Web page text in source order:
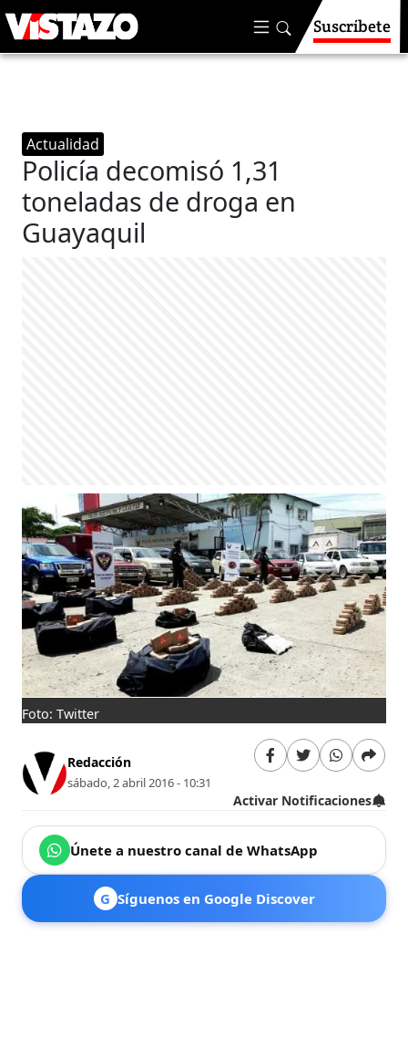
Suscríbete
Actualidad
Policía decomisó 1,31
toneladas de droga en
Guayaquil
Foto: Twitter
Redacción
sábado, 2 abril 2016 - 10:31
Activar Notificaciones
Únete a nuestro canal de WhatsApp
G Síguenos en Google Discover